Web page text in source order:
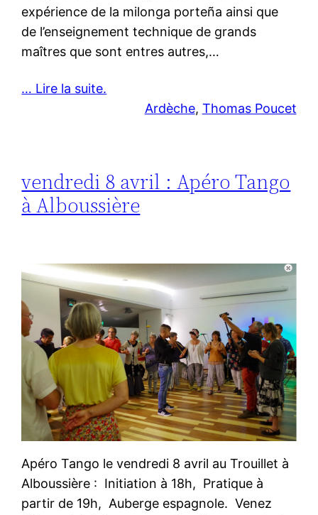
expérience de la milonga porteña ainsi que
de l’enseignement technique de grands
maîtres que sont entres autres,…
… Lire la suite.
Ardèche, Thomas Poucet
vendredi 8 avril : Apéro Tango
à Alboussière
Apéro Tango le vendredi 8 avril au Trouillet à
Alboussière : Initiation à 18h, Pratique à
partir de 19h, Auberge espagnole. Venez